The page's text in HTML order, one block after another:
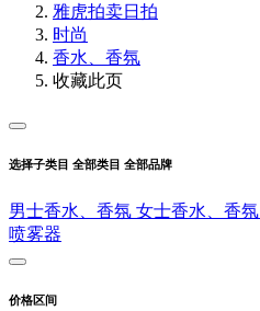
雅虎拍卖日拍
时尚
香水、香氛
收藏此页
选择子类目 全部类目 全部品牌
男士香水、香氛 女士香水、香氛
喷雾器
价格区间